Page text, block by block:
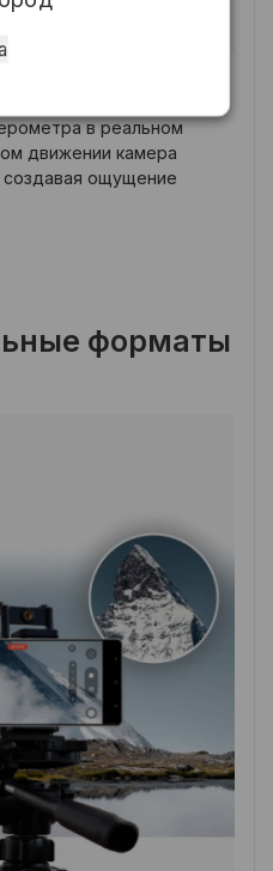
использует
в реальном
движении камера
ощущение
форматы